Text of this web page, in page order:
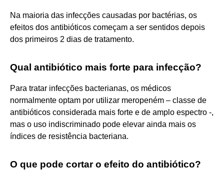
Na maioria das infecções causadas por bactérias, os
efeitos dos antibióticos começam a ser sentidos depois
dos primeiros 2 dias de tratamento.
Qual antibiótico mais forte para infecção?
Para tratar infecções bacterianas, os médicos
normalmente optam por utilizar meropeném – classe de
antibióticos considerada mais forte e de amplo espectro -,
mas o uso indiscriminado pode elevar ainda mais os
índices de resistência bacteriana.
O que pode cortar o efeito do antibiótico?